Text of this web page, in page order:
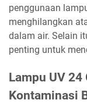
penggunaan
menghilangkan
dalam air. Selain
penting untuk
Lampu UV
Kontaminasi